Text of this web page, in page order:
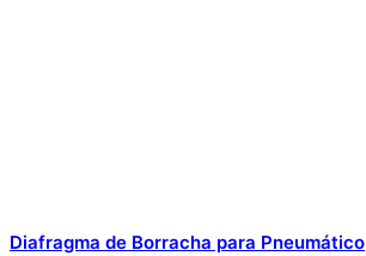
Diafragma de Borracha para Pneumático